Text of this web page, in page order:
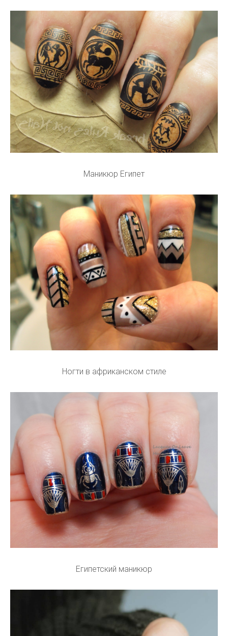
Маникюр Египет
Ногти в африканском стиле
Египетский маникюр